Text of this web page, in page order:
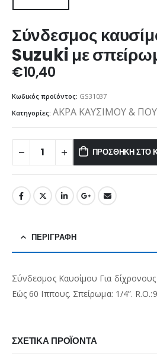
Σύνδεσμος
Suzuki με
€10,40
Κωδικός προϊόντος: GS31037
Κατηγορίες: ΑΚΡΑ ΚΑΥΣΙΜΟΥ &
ΠΡΟΣΘΉΚΗ ΣΤΟ
ΠΕΡΙΓΡΑΦΉ
Σύνδεσμος Καυσίμου Για
Εώς 60 Ιππους. Σπείρωμα: 1/4”.
ΣΧΕΤΙΚΆ ΠΡΟΪΌΝΤΑ